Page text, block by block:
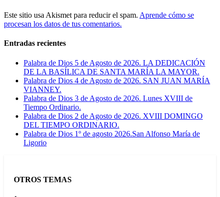
Este sitio usa Akismet para reducir el spam. Aprende cómo se
procesan los datos de tus comentarios.
Entradas recientes
Palabra de Dios 5 de Agosto de 2026. LA DEDICACIÓN
DE LA BASÍLICA DE SANTA MARÍA LA MAYOR.
Palabra de Dios 4 de Agosto de 2026. SAN JUAN MARÍA
VIANNEY.
Palabra de Dios 3 de Agosto de 2026. Lunes XVIII de
Tiempo Ordinario.
Palabra de Dios 2 de Agosto de 2026. XVIII DOMINGO
DEL TIEMPO ORDINARIO.
Palabra de Dios 1º de agosto 2026.San Alfonso María de
Ligorio
OTROS TEMAS